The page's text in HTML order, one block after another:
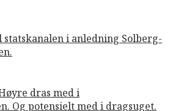
i anledning Solberg-
dras med i
Og potensielt med i dragsuget.